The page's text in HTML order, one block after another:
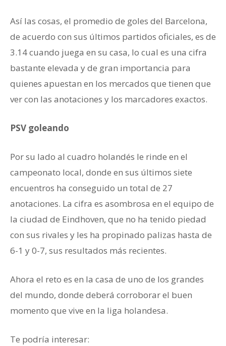
Así las cosas, el promedio de goles del Barcelona,
de acuerdo con sus últimos partidos oficiales, es de
3.14 cuando juega en su casa, lo cual es una cifra
bastante elevada y de gran importancia para
quienes apuestan en los mercados que tienen que
ver con las anotaciones y los marcadores exactos.
PSV goleando
Por su lado al cuadro holandés le rinde en el
campeonato local, donde en sus últimos siete
encuentros ha conseguido un total de 27
anotaciones. La cifra es asombrosa en el equipo de
la ciudad de Eindhoven, que no ha tenido piedad
con sus rivales y les ha propinado palizas hasta de
6-1 y 0-7, sus resultados más recientes.
Ahora el reto es en la casa de uno de los grandes
del mundo, donde deberá corroborar el buen
momento que vive en la liga holandesa.
Te podría interesar: